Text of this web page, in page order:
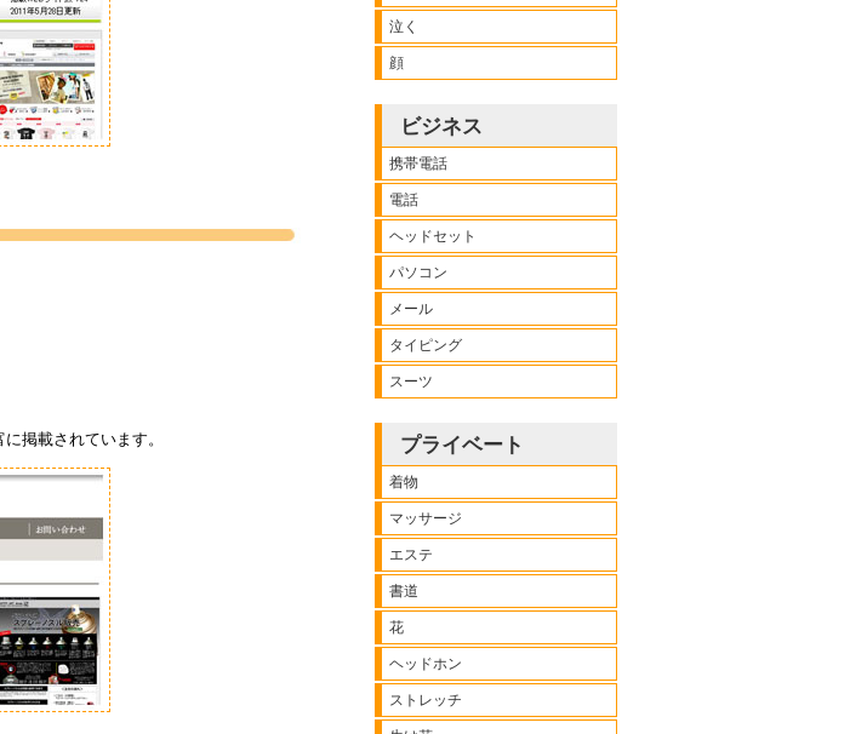
掲載されています。
泣く
顔
ビジネス
携帯電話
電話
ヘッドセット
パソコン
メール
タイピング
スーツ
プライベート
着物
マッサージ
エステ
書道
花
ヘッドホン
ストレッチ